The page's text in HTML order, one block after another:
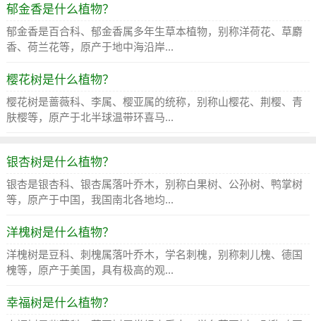
郁金香是什么植物？
郁金香是百合科、郁金香属多年生草本植物，别称洋荷花、草麝
香、荷兰花等，原产于地中海沿岸...
樱花树是什么植物？
樱花树是蔷薇科、李属、樱亚属的统称，别称山樱花、荆樱、青
肤樱等，原产于北半球温带环喜马...
银杏树是什么植物？
银杏是银杏科、银杏属落叶乔木，别称白果树、公孙树、鸭掌树
等，原产于中国，我国南北各地均...
洋槐树是什么植物？
洋槐树是豆科、刺槐属落叶乔木，学名刺槐，别称刺儿槐、德国
槐等，原产于美国，具有极高的观...
幸福树是什么植物？